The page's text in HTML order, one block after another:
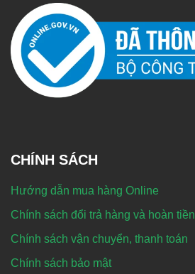
CHÍNH SÁCH
Hướng dẫn mua hàng Online
Chính sách đổi trả hàng và hoàn tiền
Chính sách vận chuyển, thanh toán
Chính sách bảo mật